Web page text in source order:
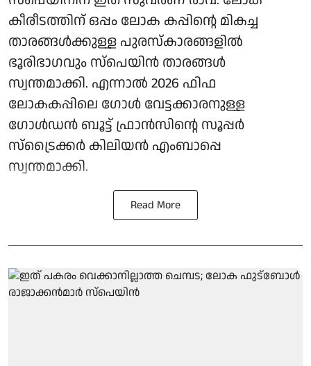
കീരീടത്തിന് ഒപ്പം ലോക കപ്പിന്റെ മികച്ച
താരങ്ങള്‍ക്കുള്ള പുരസ്‌കാരങ്ങളില്‍
ഭൂരിഭാഗവും സ്‌പെയിന്‍ താരങ്ങള്‍
സ്വന്തമാക്കി. എന്നാല്‍ 2026 ഫിഫ
ലോകകപ്പിലെ ഗോള്‍ വേട്ടക്കാരനുള്ള
ഗോള്‍ഡന്‍ ബൂട്ട് ഫ്രാന്‍സിന്റെ സൂപ്പര്‍
സ്‌ട്രൈക്കര്‍ കിലിയന്‍ എംബാപ്പെ
സ്വന്തമാക്കി.
Read More